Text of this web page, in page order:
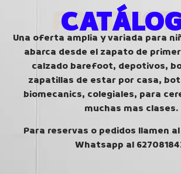
Una oferta amplia y variada para
abarca desde el zapato de
calzado barefoot, depotivos,
zapatillas de estar por casa,
biomecanics, colegiales, para
muchas mas clases.
Para reservas o pedidos llamen al
Whatsapp al